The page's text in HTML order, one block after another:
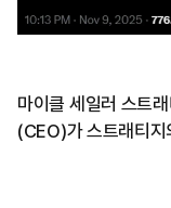
마이클 세일러 스트
(CEO)가 스트래티